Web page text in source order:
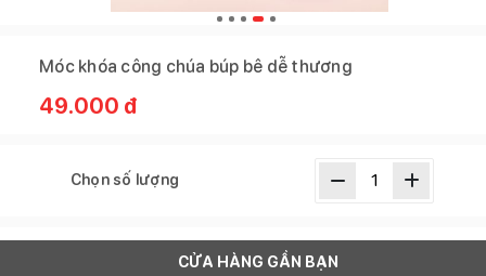
Móc khóa công chúa búp bê dễ thương
49.000 đ
Chọn số lượng
CỬA HÀNG GẦN BẠN